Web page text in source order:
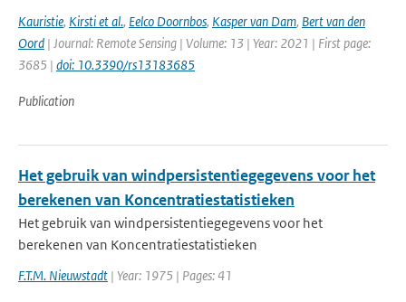
Kauristie, Kirsti et al., Eelco Doornbos, Kasper van Dam, Bert van den
Oord | Journal: Remote Sensing | Volume: 13 | Year: 2021 | First page:
3685 | doi: 10.3390/rs13183685
Publication
Het gebruik van windpersistentiegegevens voor het
berekenen van Koncentratiestatistieken
Het gebruik van windpersistentiegegevens voor het
berekenen van Koncentratiestatistieken
F.T.M. Nieuwstadt | Year: 1975 | Pages: 41